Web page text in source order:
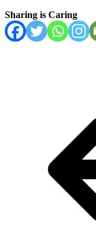
Sharing is Caring